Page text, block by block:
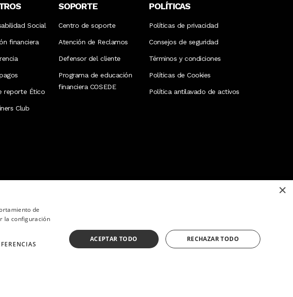
Social
financiera
reporte Ético
Club
SOPORTE
Centro de soporte
Atención de Reclamos
Defensor del cliente
Programa de educación
financiera COSEDE
POLÍTICAS
Políticas de privacidad
Consejos de seguridad
Términos y condiciones
Políticas de Cookies
Política antilavado de activos
¿Necesitas ayuda?
(02) 298 1300
×
de
la configuración
ACEPTAR TODO RECHAZAR TODO